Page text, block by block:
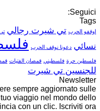
Seguici:
Tags
اوقفو الحرب تي شيرت رجالي
نسائي دعونا نوقف الحرب
فلسطين حرة فلسطيني قمصان الفتيات
للجنسين تي شيرت
Newsletter
sempre aggiornato sulle
viaggio nel mondo dello
con un clic. Iscriviti ora!